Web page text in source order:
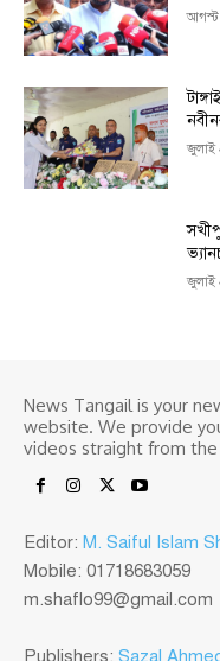
আগস্ট
জুলাই
জুলাই
News Tangail is your
website. We provide
videos straight from
Editor: M. Saiful Islam
Mobile: 01718683059
m.shaflo99@gmail.com
Publishers: Sazal